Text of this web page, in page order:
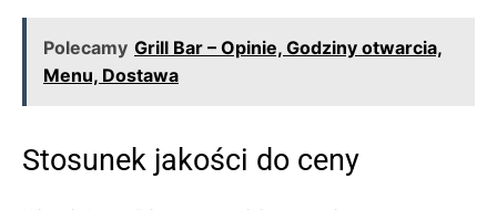
Polecamy Grill Bar – Opinie, Godziny otwarcia,
Menu, Dostawa
Stosunek jakości do ceny